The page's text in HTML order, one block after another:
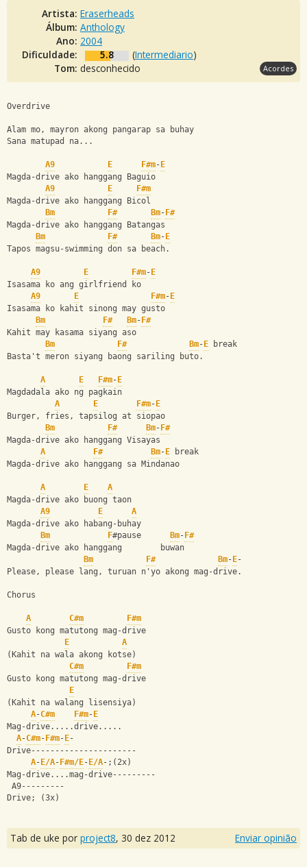
Artista: Eraserheads
Álbum: Anthology
Ano: 2004
Dificuldade:
5.8 (Intermediario)
Tom: desconhecido Acordes
Overdrive
Alam mo, mayron akong pangarap sa buhay
Sana matupad na...
A9 E F#m- E
Magda-drive ako hanggang Baguio
A9
E
F#m
Magda-drive ako hanggang Bicol
Bm
F# Bm- F#
Magda-drive ako hanggang Batangas
Bm
F# Bm- E
Tapos magsu-swimming don sa beach.
A9 E F#m- E
Isasama ko ang girlfriend ko
A9
E F#m- E
Isasama ko kahit sinong may gusto
Bm
F# Bm- F#
Kahit may kasama siyang aso
Bm
F# Bm- E break
Basta't meron siyang baong sariling buto.
A E F#m- E
Magdadala ako ng pagkain
A
E F#m- E
Burger, fries, tapsilog at siopao
Bm
F# Bm- F#
Magda-drive ako hanggang Visayas
A
F# Bm- E break
Magda-drive ako hanggang sa Mindanao
A E
A
Magda-drive ako buong taon
A9
E
A
Magda-drive ako habang-buhay
Bm
F#pause Bm- F#
Magda-drive ako hanggang        buwan
Bm
F# Bm- E-
Please, please lang, turuan n'yo akong mag-drive.
Chorus
A C#m
F#m
Gusto kong matutong mag-drive
E
A
(Kahit na wala akong kotse)
C#m
F#m
Gusto kong matutong mag-drive
E
(Kahit na walang lisensiya)
A-C#m F#m- E
Mag-drive.....drive.....
A-C#m- F#m- E-
Drive----------------------
A- E/A- F#m/E- E/A-;(2x)
Mag-drive....mag-drive---------
A9---------
Drive; (3x)
Tab de uke por project8, 30 dez 2012 Enviar opinião